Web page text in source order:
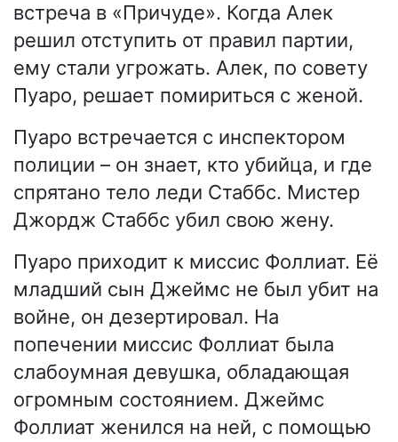
встреча в «Причуде». Когда Алек
решил отступить от правил партии,
ему стали угрожать. Алек, по совету
Пуаро, решает помириться с женой.
Пуаро встречается с инспектором
полиции – он знает, кто убийца, и где
спрятано тело леди Стаббс. Мистер
Джордж Стаббс убил свою жену.
Пуаро приходит к миссис Фоллиат. Её
младший сын Джеймс не был убит на
войне, он дезертировал. На
попечении миссис Фоллиат была
слабоумная девушка, обладающая
огромным состоянием. Джеймс
Фоллиат женился на ней, с помощью